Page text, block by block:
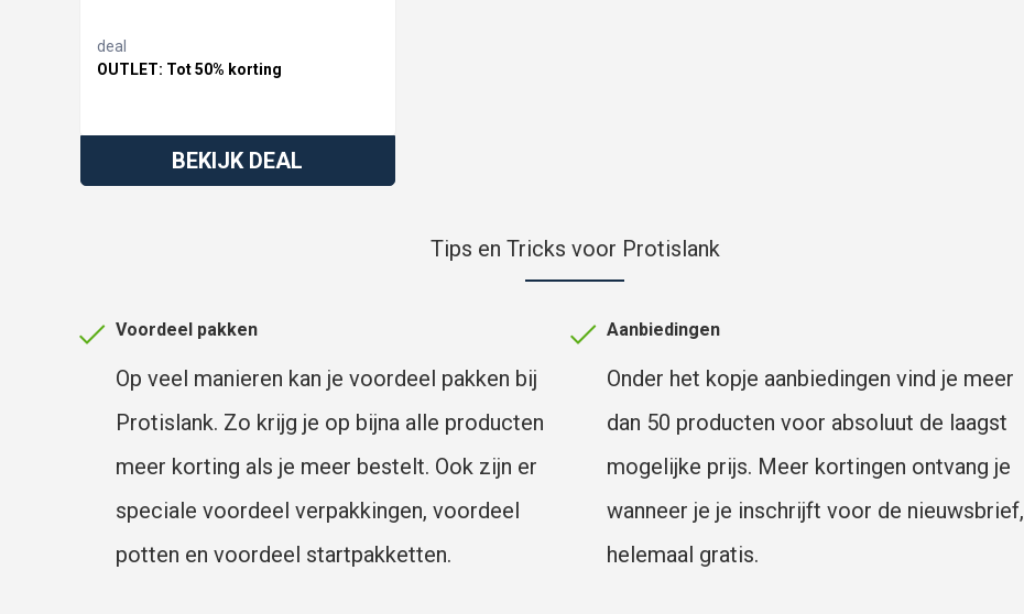
deal
OUTLET: Tot 50% korting
BEKIJK DEAL
Tips en Tricks voor Protislank
Voordeel pakken
Op veel manieren kan je voordeel pakken bij
Protislank. Zo krijg je op bijna alle producten
meer korting als je meer bestelt. Ook zijn er
speciale voordeel verpakkingen, voordeel
potten en voordeel startpakketten.
Aanbiedingen
Onder het kopje aanbiedingen vind je meer
dan 50 producten voor absoluut de laagst
mogelijke prijs. Meer kortingen ontvang je
wanneer je je inschrijft voor de nieuwsbrief,
helemaal gratis.